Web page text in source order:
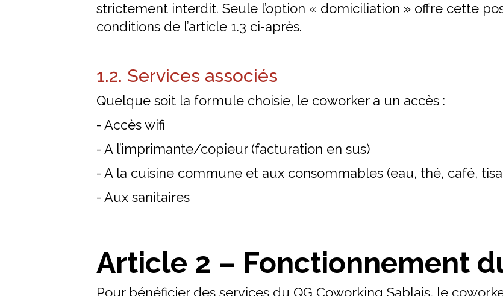
strictement interdit. Seule l’option « domiciliation » offre cette
conditions de l’article 1.3 ci-après.
1.2. Services associés
Quelque soit la formule choisie, le coworker a un accès :
- Accès wifi
- A l’imprimante/copieur (facturation en sus)
- A la cuisine commune et aux consommables (eau, thé, café,
- Aux sanitaires
Article 2 – Fonctionnement
Pour bénéficier des services du QG Coworking Sablais, le